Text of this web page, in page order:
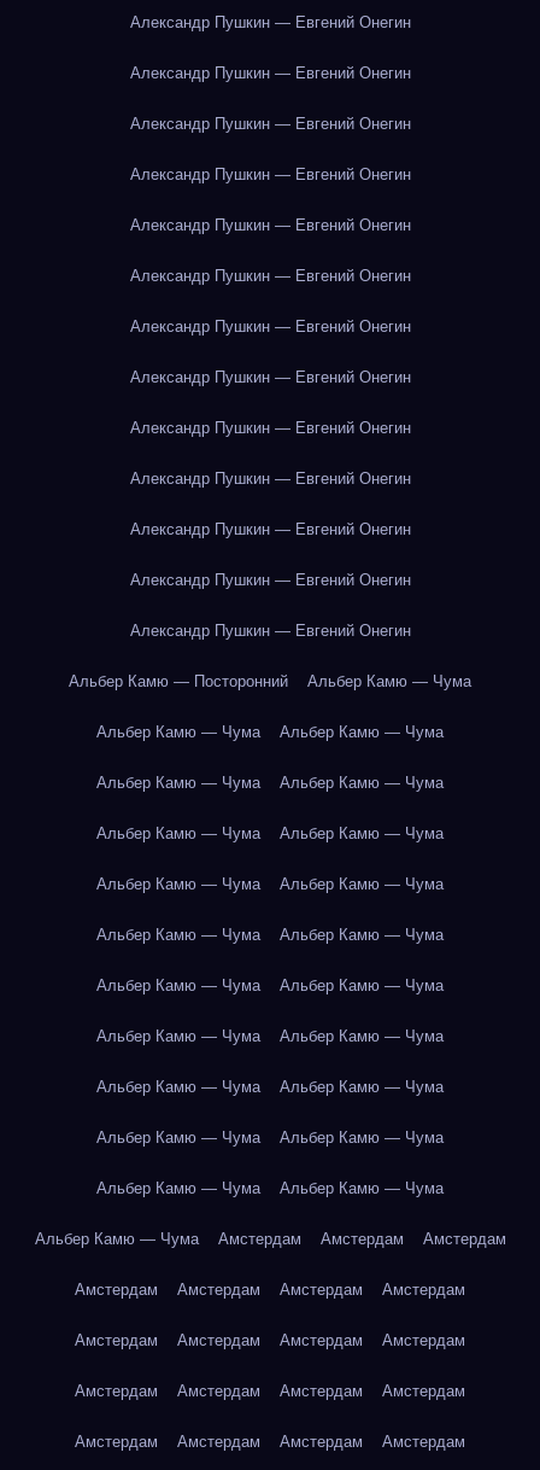
Александр Пушкин — Евгений Онегин
Александр Пушкин — Евгений Онегин
Александр Пушкин — Евгений Онегин
Александр Пушкин — Евгений Онегин
Александр Пушкин — Евгений Онегин
Александр Пушкин — Евгений Онегин
Александр Пушкин — Евгений Онегин
Александр Пушкин — Евгений Онегин
Александр Пушкин — Евгений Онегин
Александр Пушкин — Евгений Онегин
Александр Пушкин — Евгений Онегин
Александр Пушкин — Евгений Онегин
Александр Пушкин — Евгений Онегин
Альбер Камю — Посторонний Альбер Камю — Чума
Альбер Камю — Чума Альбер Камю — Чума
Альбер Камю — Чума Альбер Камю — Чума
Альбер Камю — Чума Альбер Камю — Чума
Альбер Камю — Чума Альбер Камю — Чума
Альбер Камю — Чума Альбер Камю — Чума
Альбер Камю — Чума Альбер Камю — Чума
Альбер Камю — Чума Альбер Камю — Чума
Альбер Камю — Чума Альбер Камю — Чума
Альбер Камю — Чума Альбер Камю — Чума
Альбер Камю — Чума Альбер Камю — Чума
Альбер Камю — Чума Амстердам Амстердам Амстердам
Амстердам Амстердам Амстердам Амстердам
Амстердам Амстердам Амстердам Амстердам
Амстердам Амстердам Амстердам Амстердам
Амстердам Амстердам Амстердам Амстердам